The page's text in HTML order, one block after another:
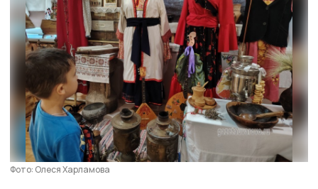
Фото: Олеся Харламова